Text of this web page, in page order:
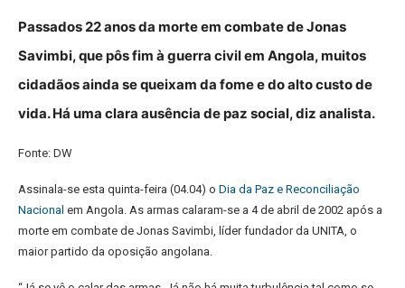
Passados 22 anos da morte em combate de Jonas
Savimbi, que pôs fim à guerra civil em Angola, muitos
cidadãos ainda se queixam da fome e do alto custo de
vida. Há uma clara ausência de paz social, diz analista.
Fonte: DW
Assinala-se esta quinta-feira (04.04) o Dia da Paz e Reconciliação
Nacional em Angola. As armas calaram-se a 4 de abril de 2002 após a
morte em combate de Jonas Savimbi, líder fundador da UNITA, o
maior partido da oposição angolana.